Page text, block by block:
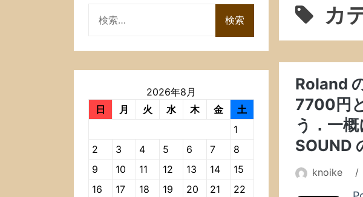
カ
Roland
7700円
う．一
SOUND
knoike /
索:
2026年8月
日
月 火 水 木 金
土
1
2
3 4 5 6 7
8
9
10 11 12 13 14
15
16
17 18 19 20 21
22